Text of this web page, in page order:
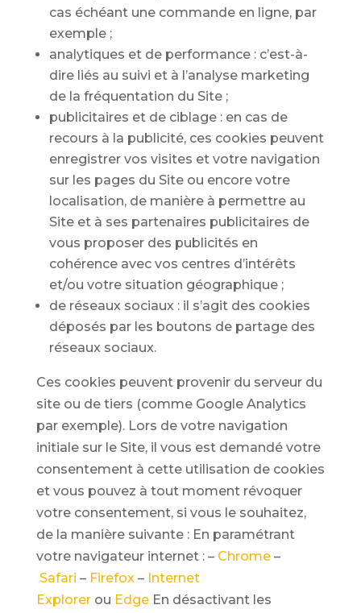
cas échéant une commande en ligne, par
exemple ;
analytiques et de performance : c’est-à-
dire liés au suivi et à l’analyse marketing
de la fréquentation du Site ;
publicitaires et de ciblage : en cas de
recours à la publicité, ces cookies peuvent
enregistrer vos visites et votre navigation
sur les pages du Site ou encore votre
localisation, de manière à permettre au
Site et à ses partenaires publicitaires de
vous proposer des publicités en
cohérence avec vos centres d’intérêts
et/ou votre situation géographique ;
de réseaux sociaux : il s’agit des cookies
déposés par les boutons de partage des
réseaux sociaux.
Ces cookies peuvent provenir du serveur du
site ou de tiers (comme Google Analytics
par exemple). Lors de votre navigation
initiale sur le Site, il vous est demandé votre
consentement à cette utilisation de cookies
et vous pouvez à tout moment révoquer
votre consentement, si vous le souhaitez,
de la manière suivante : En paramétrant
votre navigateur internet : – Chrome–
Safari – Firefox– Internet
Explorerou EdgeEn désactivant les